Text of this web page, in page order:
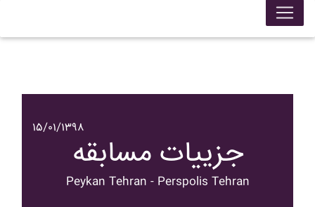
۱۵/۰۱/۱۳۹۸
جزییات مسابقه
Peykan Tehran - Perspolis Tehran